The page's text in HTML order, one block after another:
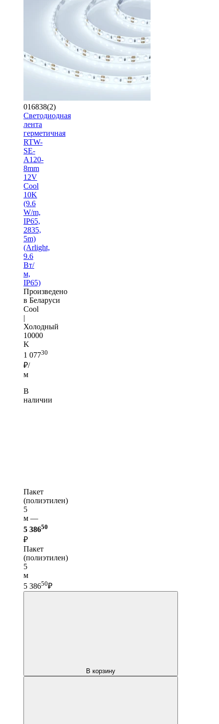
016838(2)
Светодиодная
лента
герметичная
RTW-
SE-
A120-
8mm
12V
Cool
10K
(9.6
W/m,
IP65,
2835,
5m)
(Arlight,
9.6
Вт/
м,
IP65)
Произведено
в Беларуси
Cool
|
Холодный
10000
K
1 07730
₽/
м
В
наличии
Пакет
(полиэтилен)
5
м —
5 38650
₽
Пакет
(полиэтилен)
5
м
5 38650₽
В корзину